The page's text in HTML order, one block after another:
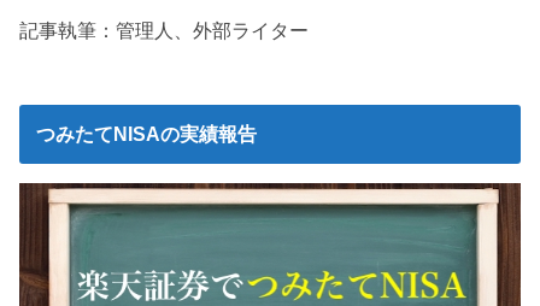
記事執筆：管理人、外部ライター
つみたてNISAの実績報告